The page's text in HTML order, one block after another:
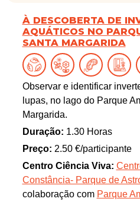
À DESCOBERTA DE
AQUÁTICOS NO
SANTA MARGARIDA
Observar e identificar
lupas, no lago do Parque
Margarida.
Duração: 1.30 Horas
Preço: 2.50 €/participante
Centro Ciência Viva:
Constância- Parque de
colaboração com Parque